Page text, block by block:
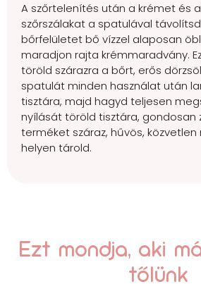
A szőrtelenítés után a krémet és
szőrszálakat a spatulával
bőrfelületet bő vízzel alaposan
maradjon rajta krémmaradvány.
töröld szárazra a bőrt, erős
spatulát minden használat után
tisztára, majd hagyd teljesen
nyílását töröld tisztára, gondosan
terméket száraz, hűvös,
helyen tárold.
Ezt mondja, aki
tőlünk